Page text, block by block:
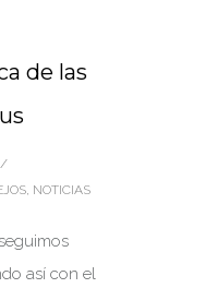
de las
/
, NOTICIAS
así con el